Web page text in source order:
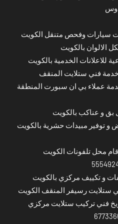
سيارات وفحص متنقل الكويت
الالوان بالكويت
للاعلانات الخدمية بالكويت
عملاء بي ان سبورت المنطقة
و عناكب بالكويت
توفير مبيدات حشرية بالكويت
محل تلفونات الكويت
و تكييف مركزي بالكويت
ستلايت رسيفر المنقف الكويت
فني تركيب ستلايت مركزي